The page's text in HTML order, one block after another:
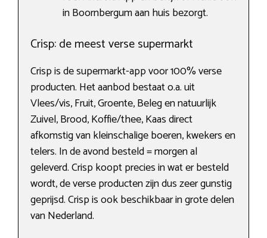
in Boornbergum aan huis bezorgt.
Crisp: de meest verse supermarkt
Crisp is de supermarkt-app voor 100% verse
producten. Het aanbod bestaat o.a. uit
Vlees/vis, Fruit, Groente, Beleg en natuurlijk
Zuivel, Brood, Koffie/thee, Kaas direct
afkomstig van kleinschalige boeren, kwekers en
telers. In de avond besteld = morgen al
geleverd. Crisp koopt precies in wat er besteld
wordt, de verse producten zijn dus zeer gunstig
geprijsd. Crisp is ook beschikbaar in grote delen
van Nederland.